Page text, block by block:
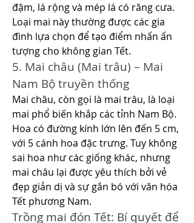
đậm, lá rộng và mép lá có răng cưa.
Loại mai này thường được các gia
đình lựa chọn để tạo điểm nhấn ấn
tượng cho không gian Tết.
5. Mai châu (Mai trâu) – Mai
Nam Bộ truyền thống
Mai châu, còn gọi là mai trâu, là loại
mai phổ biến khắp các tỉnh Nam Bộ.
Hoa có đường kính lớn lên đến 5 cm,
với 5 cánh hoa đặc trưng. Tuy không
sai hoa như các giống khác, nhưng
mai châu lại được yêu thích bởi vẻ
đẹp giản dị và sự gắn bó với văn hóa
Tết phương Nam.
Trồng mai đón Tết: Bí quyết để